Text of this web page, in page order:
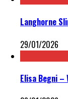
Langhorne
29/01/2026
Elisa Begni –